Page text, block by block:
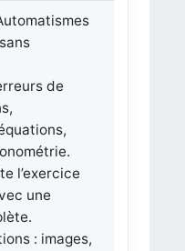
de
l’exercice
une
: images,